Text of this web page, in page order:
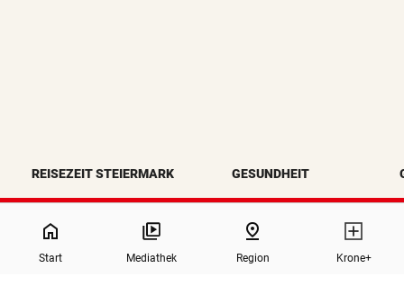
REISEZEIT STEIERMARK GESUNDHEIT
north
home
Start Mediathek
pin_drop
Region Krone+
NaN%